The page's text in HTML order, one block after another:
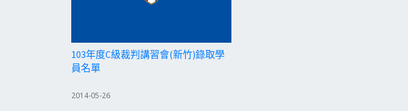
103年度C級裁判講習會(新竹)錄取學
員名單
2014-05-26